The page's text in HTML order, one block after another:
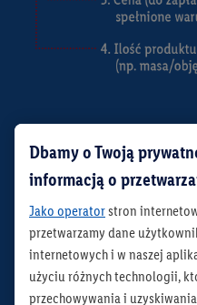
Dbamy o Twoją
informacją o
Jako operatorstron
przetwarzamy dane
internetowych i w naszej
użyciu różnych technologii,
przechowywania i